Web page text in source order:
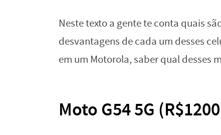
Neste texto a gente te conta quais
desvantagens de cada um desses
em um Motorola, saber qual desses
Moto G54 5G